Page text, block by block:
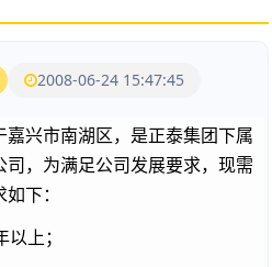
2008-06-24 15:47:45
兴市南湖区，是正泰集团下属
，为满足公司发展要求，现需
下：
上；